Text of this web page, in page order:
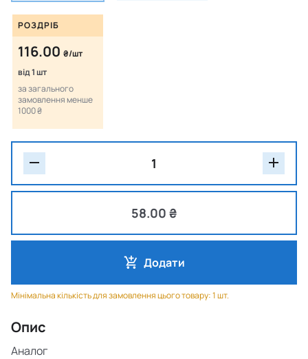
РОЗДРІБ
116.00 ₴/шт
від 1 шт
за загального
замовлення менше
1000 ₴
58.00 ₴
Додати
Мінімальна кількість для замовлення цього товару: 1 шт.
Опис
Аналог